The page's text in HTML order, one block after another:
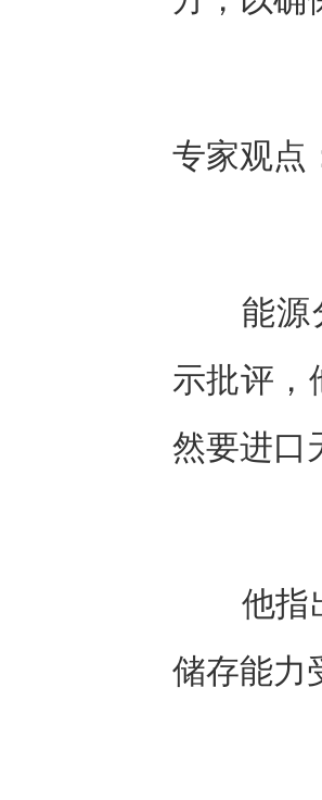
专家观点
能源分
示批评，
然要进口
他指出
储存能力